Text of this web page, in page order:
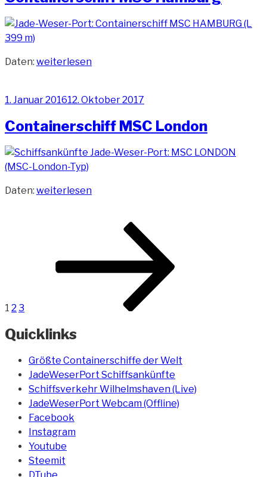
Hamburg“
Daten: „Containerschiff
weiterlesen
Veröffentlicht
1. Januar 201612. Oktober 2017
Containerschiff MSC London
Daten: „Containerschiff
weiterlesen
Beitragsnavigation
1 2 3
Quicklinks
Größte Containerschiffe der Welt
JadeWeserPort Schiffsankünfte
Schiffsverkehr Wilhelmshaven (Live)
JadeWeserPort Webcam (Offline)
Facebook
Instagram
Youtube
Steemit